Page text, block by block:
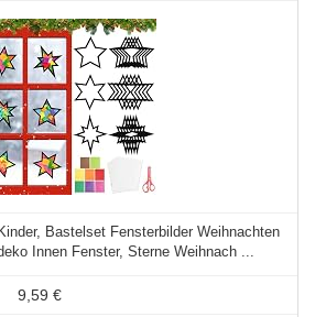
Bastelset Fensterbilder Weihnachten
Innen Fenster, Sterne Weihnach ...
9,59 €